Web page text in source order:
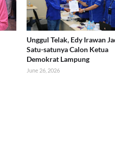
Unggul Telak, Edy Irawan
Satu-satunya Calon Ketua
Demokrat Lampung
June 26, 2026